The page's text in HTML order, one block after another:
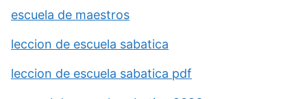
escuela de maestros
leccion de escuela sabatica
leccion de escuela sabatica pdf